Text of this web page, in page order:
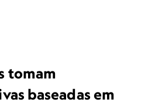
tomam
baseadas em